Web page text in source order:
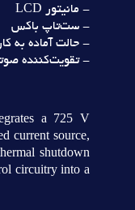
- مانيتور LCD
- ست‌تاپ باکس
- حالت آماده به کار PC يا تلويزيون LCD
- تقويت‌کننده
a 725 V
current source,
shutdown
circuitry into a